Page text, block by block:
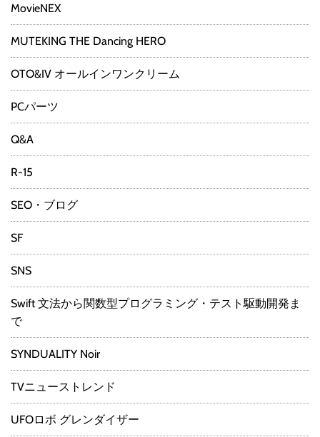
MovieNEX
MUTEKING THE Dancing HERO
OTO&IV オールインワンクリーム
PCパーツ
Q&A
R-15
SEO・ブログ
SF
SNS
Swift 文法から関数型プログラミング・テスト駆動開発ま
で
SYNDUALITY Noir
TVニューストレンド
UFOロボ グレンダイザー